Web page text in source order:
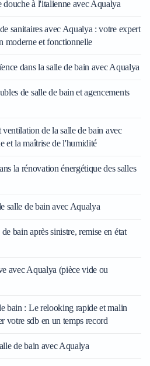
à l'italienne avec Aqualya
sanitaires avec Aqualya : votre expert
moderne et fonctionnelle
dans la salle de bain avec Aqualya
de salle de bain et agencements
ventilation de la salle de bain avec
et la maîtrise de l'humidité
la rénovation énergétique des salles
salle de bain avec Aqualya
bain après sinistre, remise en état
avec Aqualya (pièce vide ou
bain : Le relooking rapide et malin
votre sdb en un temps record
de bain avec Aqualya